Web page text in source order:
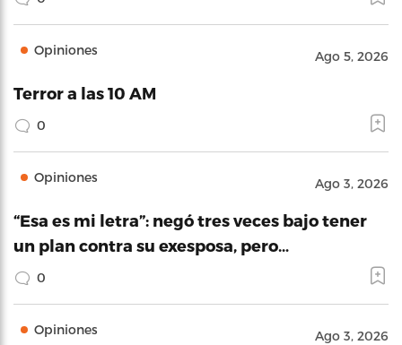
Opiniones Ago 5, 2026
Terror a las 10 AM
0
Opiniones Ago 3, 2026
“Esa es mi letra”: negó tres veces bajo tener
un plan contra su exesposa, pero…
0
Opiniones Ago 3, 2026